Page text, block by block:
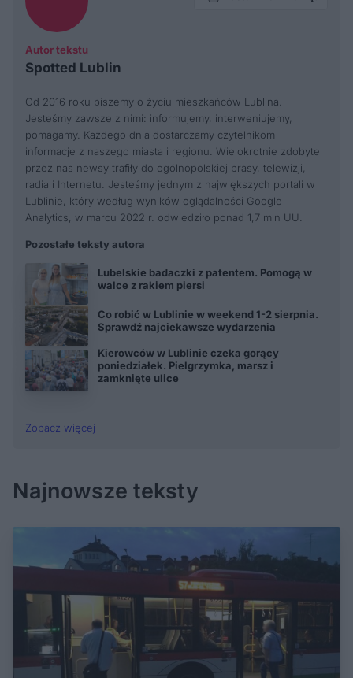
Autor tekstu
Spotted Lublin
Od 2016 roku piszemy o życiu mieszkańców Lublina.
Jesteśmy zawsze z nimi: informujemy, interweniujemy,
pomagamy. Każdego dnia dostarczamy czytelnikom
informacje z naszego miasta i regionu. Wielokrotnie zdobyte
przez nas newsy trafiły do ogólnopolskiej prasy, telewizji,
radia i Internetu. Jesteśmy jednym z największych portali w
Lublinie, który według wyników oglądalności Google
Analytics, w marcu 2022 r. odwiedziło ponad 1,7 mln UU.
Pozostałe teksty autora
Lubelskie badaczki z patentem. Pomogą w
walce z rakiem piersi
Co robić w Lublinie w weekend 1-2 sierpnia.
Sprawdź najciekawsze wydarzenia
Kierowców w Lublinie czeka gorący
poniedziałek. Pielgrzymka, marsz i
zamknięte ulice
Zobacz więcej
Najnowsze teksty